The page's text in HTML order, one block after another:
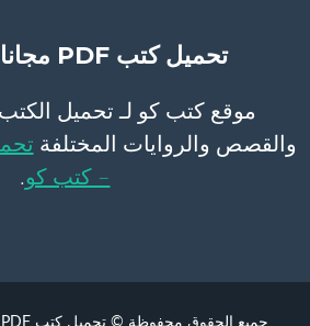
تحميل كتب PDF مجانا – كتب كو
والقصص والروايات المختلفة
– كتب كو.
جميع الحقوق محفوظة © تحميل كتب PDF مجانا – كتب كو 2026